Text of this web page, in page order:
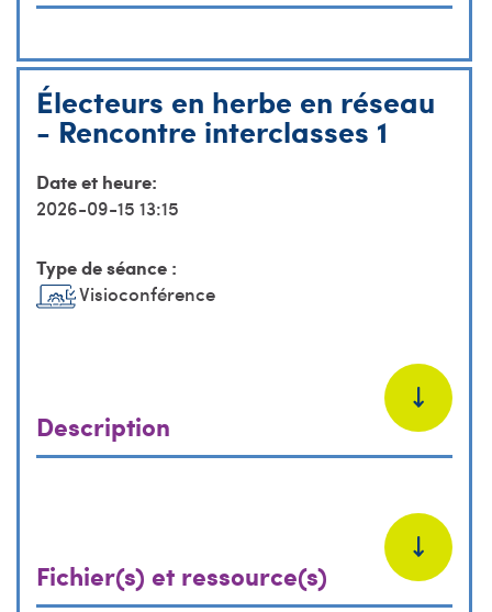
Électeurs en herbe en réseau
- Rencontre interclasses 1
Date et heure:
2026-09-15 13:15
Type de séance :
Visioconférence
Description
Fichier(s) et ressource(s)